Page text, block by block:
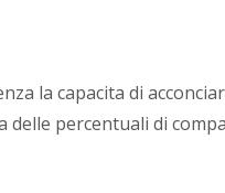
la capacita di
percentuali di